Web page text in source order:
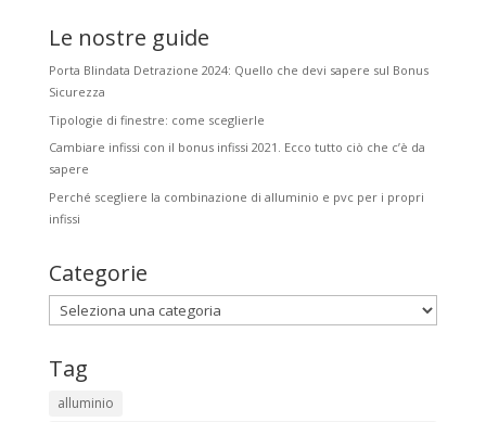
Le nostre guide
Porta Blindata Detrazione 2024: Quello che devi sapere sul Bonus
Sicurezza
Tipologie di finestre: come sceglierle
Cambiare infissi con il bonus infissi 2021. Ecco tutto ciò che c’è da
sapere
Perché scegliere la combinazione di alluminio e pvc per i propri
infissi
Categorie
Categorie
Tag
alluminio